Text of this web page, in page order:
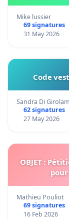
Mike lussier
69 signatures
31 May 2026
Code
Sandra Di
62 signatures
27 May 2026
OBJET :
pour
Mathieu Pouliot
69 signatures
16 Feb 2026